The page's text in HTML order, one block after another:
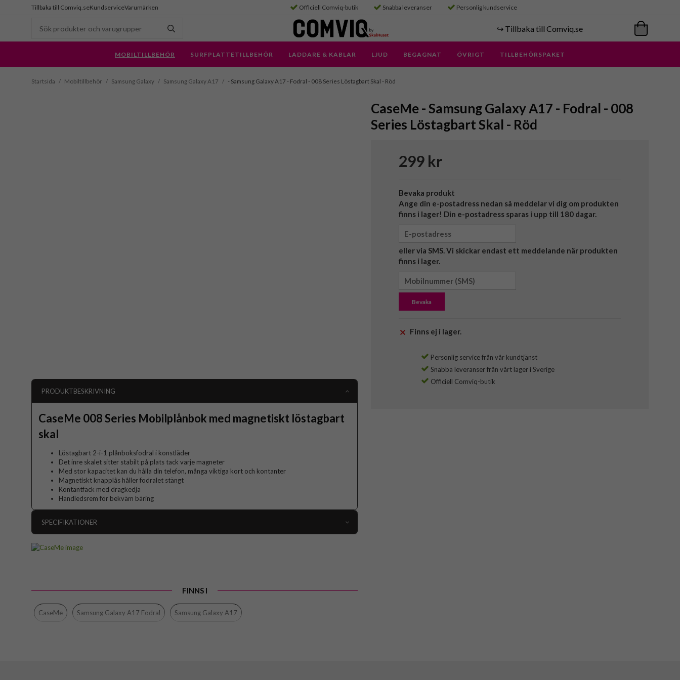
Tillbaka till Comviq.seKundserviceVarumärken Officiell Comviq-butik Snabba leveranser Personlig kundservice
↪️ Tillbaka till Comviq.se
MOBILTILLBEHÖR SURFPLATTETILLBEHÖR LADDARE & KABLAR LJUD BEGAGNAT ÖVRIGT TILLBEHÖRSPAKET
Startsida / Mobiltillbehör / Samsung Galaxy / Samsung Galaxy A17 / - Samsung Galaxy A17 - Fodral - 008 Series Löstagbart Skal - Röd
CaseMe - Samsung Galaxy A17 - Fodral - 008
Series Löstagbart Skal - Röd
299 kr
Bevaka produkt
Ange din e-postadress nedan så meddelar vi dig om produkten
finns i lager! Din e-postadress sparas i upp till 180 dagar.
eller via SMS. Vi skickar endast ett meddelande när produkten
finns i lager.
Bevaka
Finns ej i lager.
Personlig service från vår kundtjänst
Snabba leveranser från vårt lager i Sverige
Officiell Comviq-butik
PRODUKTBESKRIVNING
CaseMe 008 Series Mobilplånbok med magnetiskt löstagbart
skal
Löstagbart 2-i-1 plånboksfodral i konstläder
Det inre skalet sitter stabilt på plats tack varje magneter
Med stor kapacitet kan du hålla din telefon, många viktiga kort och kontanter
Magnetiskt knapplås håller fodralet stängt
Kontantfack med dragkedja
Handledsrem för bekväm bäring
SPECIFIKATIONER
Egenskaper
Dragkedja, Handrem, Kortfack, Löstagbart skal
Färg
FINNS I
CaseMe Samsung Galaxy A17 Fodral Samsung Galaxy A17